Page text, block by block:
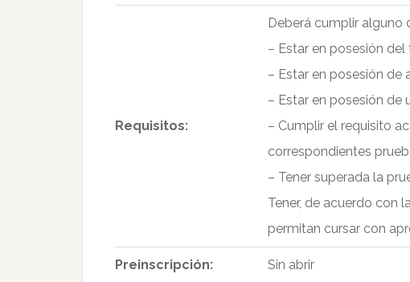
Requisitos:
Deberá cumplir alguno
– Estar en posesión
– Estar en posesión
– Estar en posesión de
– Cumplir el requisito
correspondientes
– Tener superada la
Tener, de acuerdo con
permitan cursar con
Preinscripción: Sin abrir